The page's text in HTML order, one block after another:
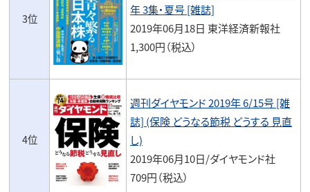
3位
年 3集・夏号 [雑誌]
2019年06月18日 東洋経済新報社
1,300円（税込）
4位
週刊ダイヤモンド 2019年 6/15号 [雑
誌] (保険 どうなる節税 どうする 見直
し)
2019年06月10日/ダイヤモンド社
709円（税込）